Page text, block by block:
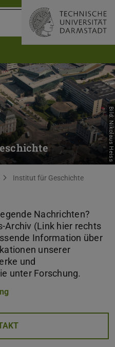
Bild: Nikolaus Heiss
Institut für Geschichte
Nachrichten?
Archiv (Link hier rechts
Information über
unserer
und
unter Forschung.